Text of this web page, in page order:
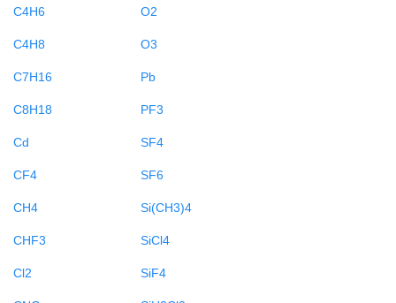
C4H6
C4H8
C7H16
C8H18
Cd
CF4
CH4
CHF3
Cl2
O2
O3
Pb
PF3
SF4
SF6
Si(CH3)4
SiCl4
SiF4